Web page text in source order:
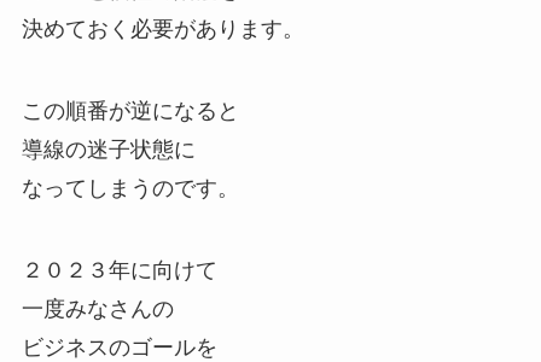
決めておく必要があります。
この順番が逆になると
導線の迷子状態に
なってしまうのです。
２０２３年に向けて
一度みなさんの
ビジネスのゴールを